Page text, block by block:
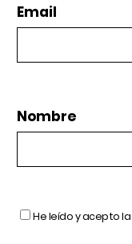
Email
Nombre
He leído y acepto la